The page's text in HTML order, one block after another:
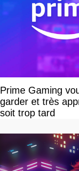
Prime Gaming
garder et très
soit trop tard